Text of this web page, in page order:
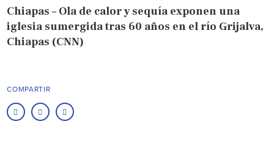
Chiapas – Ola de calor y sequía exponen una
iglesia sumergida tras 60 años en el río Grijalva,
Chiapas (CNN)
COMPARTIR